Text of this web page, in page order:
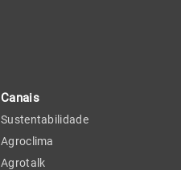
Canais
Sustentabilidade
Agroclima
Agrotalk